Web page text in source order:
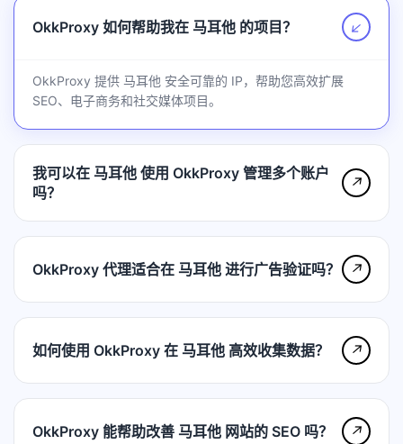
OkkProxy 如何帮助我在 马耳他 的项目？ ↗
OkkProxy 提供 马耳他 安全可靠的 IP，帮助您高效扩展
SEO、电子商务和社交媒体项目。
我可以在 马耳他 使用 OkkProxy 管理多个账户
吗？
↗
OkkProxy 代理适合在 马耳他 进行广告验证吗？ ↗
如何使用 OkkProxy 在 马耳他 高效收集数据？ ↗
OkkProxy 能帮助改善 马耳他 网站的 SEO 吗？ ↗